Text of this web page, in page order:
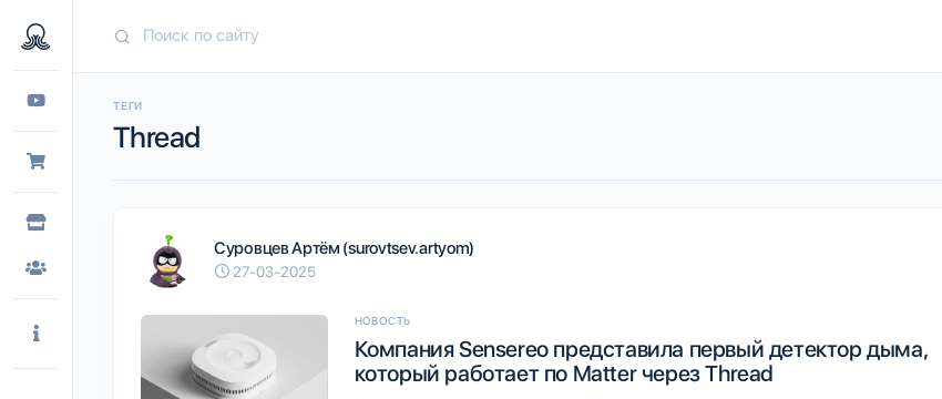
ТЕГИ
Thread
Суровцев Артём (surovtsev.artyom)
27-03-2025
НОВОСТЬ
Компания Sensereo представила первый детектор дыма,
который работает по Matter через Thread